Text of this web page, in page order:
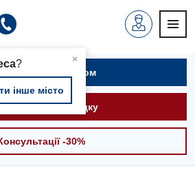
×
?
інше місто
на прийом
Викликати швидку
-30%